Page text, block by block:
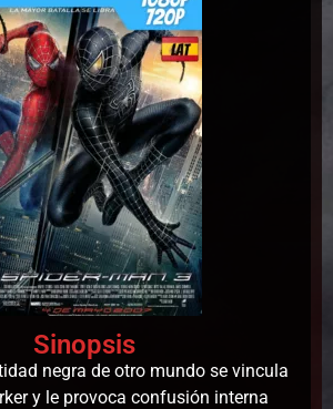
Sinopsis
negra de otro mundo se vincula
y le provoca confusión interna